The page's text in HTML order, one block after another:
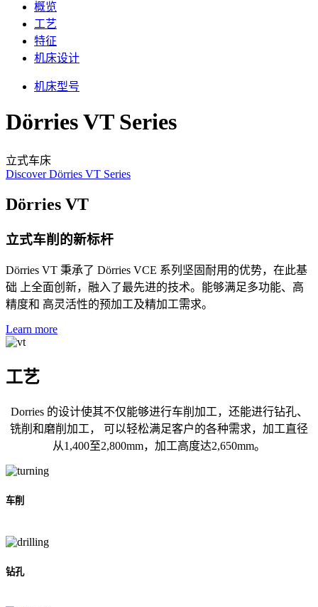
概览
工艺
特征
机床设计
机床型号
Dörries VT Series
立式车床
Discover Dörries VT Series
Dörries VT
立式车削的新标杆
Dörries VT 秉承了 Dörries VCE 系列坚固耐用的优势，在此基
础 上全面创新，融入了最先进的技术。能够满足多功能、高
精度和 高灵活性的预加工及精加工需求。
Learn more
工艺
Dorries 的设计使其不仅能够进行车削加工，还能进行钻孔、
铣削和磨削加工， 可以轻松满足客户的各种需求，加工直径
从1,400至2,800mm，加工高度达2,650mm。
车削
钻孔